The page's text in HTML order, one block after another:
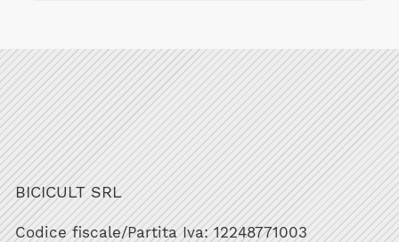
BICICULT SRL
Codice fiscale/Partita Iva: 12248771003